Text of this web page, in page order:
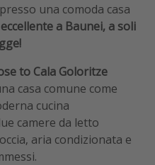
una comoda casa
a Baunei, a soli
to Cala Goloritze
casa comune come
cucina
camere da letto
aria condizionata e